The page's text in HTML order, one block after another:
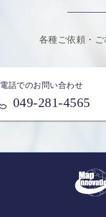
各種ご依頼・ご
電話でのお問い合わせ
049-281-4565